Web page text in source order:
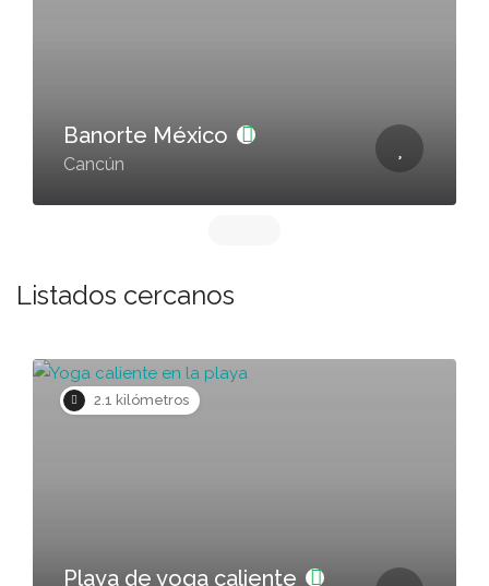
Banorte México
Cancún
Listados cercanos
2.1 kilómetros
Playa de yoga caliente